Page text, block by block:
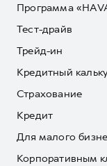
Программа
Тест-драйв
Трейд-ин
Кредитный
Страхование
Кредит
Для малого
Корпоративным